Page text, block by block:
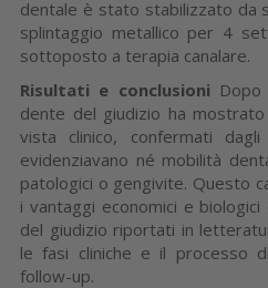
dentale è stato sta­bilizzato da
splintaggio metallico per 4
sotto­posto a terapia canalare.
Risultati e conclusioni
dente del giudizio ha
vista clini­co, confermati
evidenziavano né mobilità
patologici o gengivite. Questo
i vantaggi economici e
del giudizio riportati in
le fasi cliniche e il processo
follow-up.